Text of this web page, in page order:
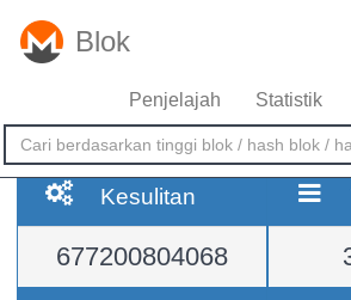
Blok
Penjelajah Statistik
Kesulitan
677200804068